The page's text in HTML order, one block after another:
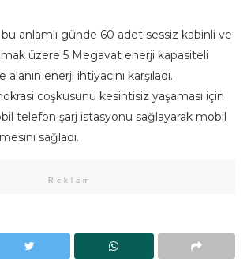
bu anlamlı günde 60 adet sessiz kabinli ve
üzere 5 Megavat enerji kapasiteli
enerji ihtiyacını karşıladı.
coşkusunu kesintisiz yaşaması için
telefon şarj istasyonu sağlayarak mobil
sağladı.
Reklam